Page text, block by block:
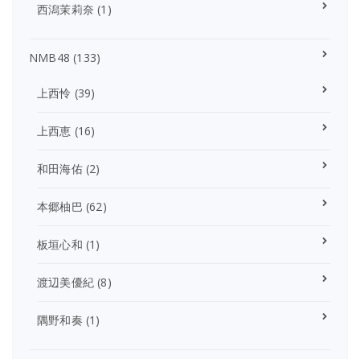
西潟茉莉奈 (1)
NMB48 (133)
上西怜 (39)
上西恵 (16)
和田海佑(2)
本郷柚巴 (62)
板垣心和 (1)
渡辺美優紀 (8)
隅野和奏 (1)